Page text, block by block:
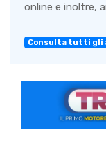
online e inoltre,
Consulta tutti gli